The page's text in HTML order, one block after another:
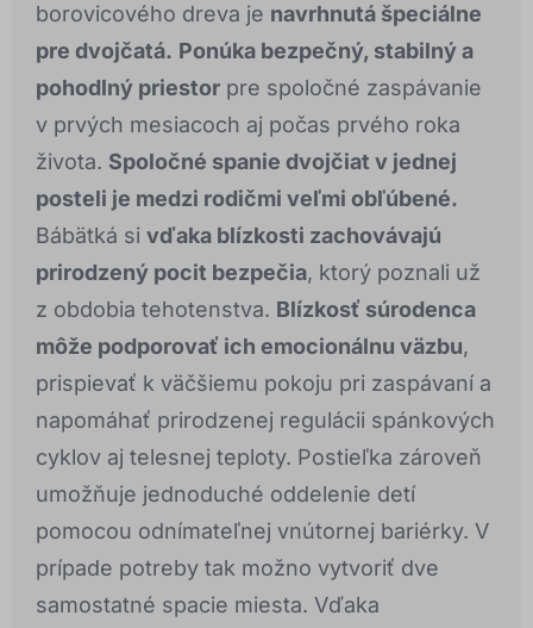
borovicového dreva je navrhnutá špeciálne
pre dvojčatá. Ponúka bezpečný, stabilný a
pohodlný priestor pre spoločné zaspávanie
v prvých mesiacoch aj počas prvého roka
života. Spoločné spanie dvojčiat v jednej
posteli je medzi rodičmi veľmi obľúbené.
Bábätká si vďaka blízkosti zachovávajú
prirodzený pocit bezpečia, ktorý poznali už
z obdobia tehotenstva. Blízkosť súrodenca
môže podporovať ich emocionálnu väzbu,
prispievať k väčšiemu pokoju pri zaspávaní a
napomáhať prirodzenej regulácii spánkových
cyklov aj telesnej teploty. Postieľka zároveň
umožňuje jednoduché oddelenie detí
pomocou odnímateľnej vnútornej bariérky. V
prípade potreby tak možno vytvoriť dve
samostatné spacie miesta. Vďaka